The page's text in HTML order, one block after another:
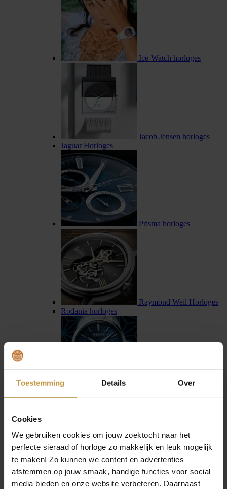
Toestemming Details Over
Cookies
We gebruiken cookies om jouw zoektocht naar het
perfecte sieraad of horloge zo makkelijk en leuk mogelijk
te maken! Zo kunnen we content en advertenties
afstemmen op jouw smaak, handige functies voor social
media bieden en onze website verbeteren. Daarnaast
Ice-Watch horloges
Jacob Jensen horloges
Jaguar Horloges
Prisma horloges
Raymond Weil Horloges
Rodania horloges
Seiko Astron horloges
Sternglas horloges